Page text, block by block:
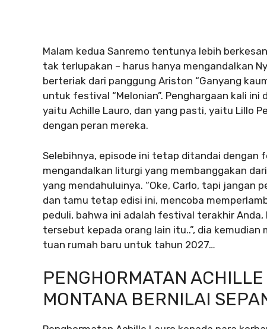
Malam kedua Sanremo tentunya lebih
tak terlupakan – harus hanya mengandalkan
berteriak dari panggung Ariston “Ganyang
untuk festival “Melonian”. Penghargaan kali
yaitu Achille Lauro, dan yang pasti, yaitu Lillo
dengan peran mereka.
Selebihnya, episode ini tetap ditandai dengan
mengandalkan liturgi yang membanggakan
yang mendahuluinya. “Oke, Carlo, tapi jangan
dan tamu tetap edisi ini, mencoba
peduli, bahwa ini adalah festival terakhir
tersebut kepada orang lain itu..”, dia
tuan rumah baru untuk tahun 2027…
PENGHORMATAN
MONTANA BERNILAI